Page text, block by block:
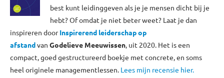
best kunt leidinggeven als je je mensen dicht bij je
hebt? Of omdat je niet beter weet? Laat je dan
inspireren door Inspirerend leiderschap op
afstandvan Godelieve Meeuwissen, uit 2020. Het is een
compact, goed gestructureerd boekje met concrete, en soms
heel originele managementlessen. Lees mijn recensie hier.